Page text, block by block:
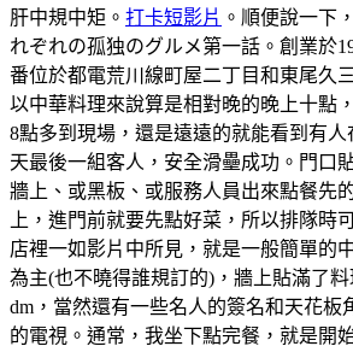
肝中規中矩。 打卡短影片 。順便說一下
れぞれの孤独のグルメ第一話。創業於
番位於都電荒川線町屋二丁目和東尾久
以中華料理來說算是相對晚的晚上十點
8點多到現場，還是遠遠的就能看到有
天最後一組客人，安全滑壘成功。門口
牆上、或黑板、或服務人員出來點餐先
上，進門前就要先點好菜，所以排隊時
店裡一如影片中所見，就是一般簡單的
為主(也不曉得誰規訂的)，牆上貼滿了
dm，當然還有一些名人的簽名和天花板
的電視。通常，我坐下點完餐，就是開